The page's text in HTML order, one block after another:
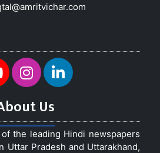
Us
the leading Hindi newspapers
Uttar Pradesh and Uttarakhand,